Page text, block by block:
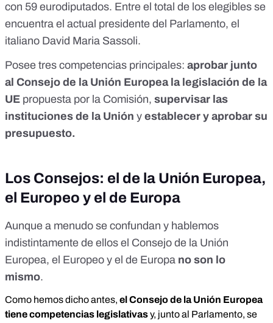
con 59 eurodiputados. Entre el total de los elegibles se
encuentra el actual presidente del Parlamento, el
italiano David Maria Sassoli.
Posee tres competencias principales: aprobar junto
al Consejo de la Unión Europea la legislación de la
UE propuesta por la Comisión, supervisar las
instituciones de la Unión y establecer y aprobar su
presupuesto.
Los Consejos: el de la Unión Europea,
el Europeo y el de Europa
Aunque a menudo se confundan y hablemos
indistintamente de ellos el Consejo de la Unión
Europea, el Europeo y el de Europa no son lo
mismo.
Como hemos dicho antes, elConsejo de la Unión Europea
tiene competencias legislativasy, junto al Parlamento, se